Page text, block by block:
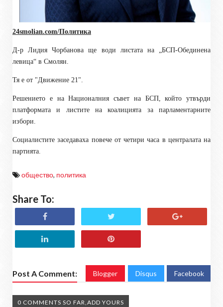
24smolian.com/Политика
Д-р Лидия Чорбанова ще води листата на „БСП-Обединена
левица“ в Смолян.
Тя е от "Движение 21".
Решението е на Националния съвет на БСП, който утвърди
платформата и листите на коалицията за парламентарните
избори.
Социалистите заседаваха повече от четири часа в централата на
партията.
общество, политика
Share To:
Post A Comment: Blogger Disqus Facebook
0 COMMENTS SO FAR,ADD YOURS